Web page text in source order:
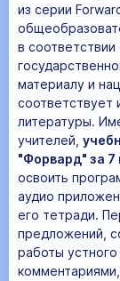
из серии
в
материалу и
соответствует
литературы.
учителей,
"Форвард" за 7
освоить
аудио
его тетради.
предложений,
работы